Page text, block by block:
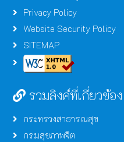
Privacy Policy
Website Security Policy
SITEMAP
รวมลิงค์ที่เกี่ยวข้อง
กระทรวงสาธารณสุข
กรมสุขภาพจิต